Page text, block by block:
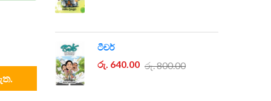
ටීචර්
රු. 640.00 රු. 800.00